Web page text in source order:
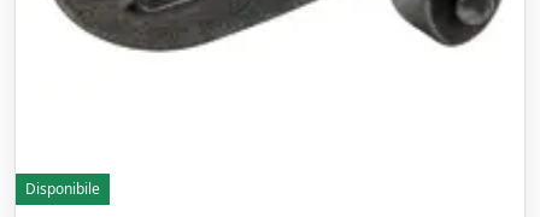
Disponibile